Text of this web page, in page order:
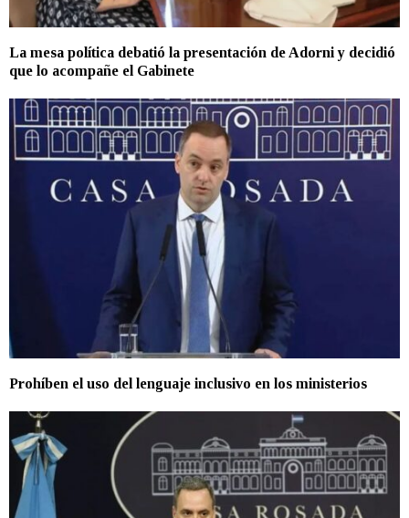
La mesa política debatió la presentación de Adorni y decidió
que lo acompañe el Gabinete
Prohíben el uso del lenguaje inclusivo en los ministerios